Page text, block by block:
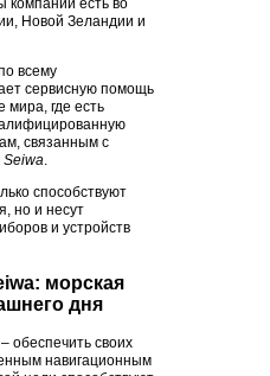
Новой Зеландии и
всему
сервисную помощь
мира, где есть
связанным с
Seiwa
способствуют
но и несут
и устройств
морская
дня
обеспечить своих
навигационным